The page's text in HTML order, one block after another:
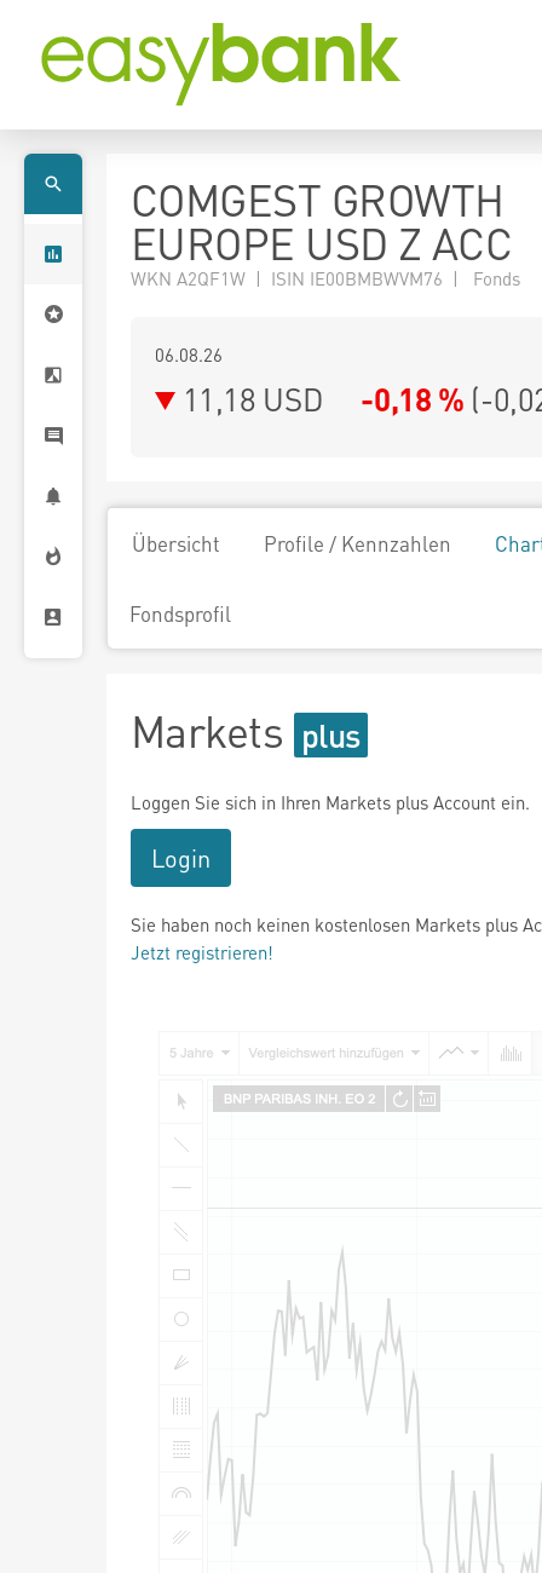
COMGEST GROWTH
EUROPE USD Z ACC
WKN A2QF1W | ISIN IE00BMBWVM76 | Fonds
06.08.26
11,18 USD -0,18 % (-
Übersicht Profile / Kennzahlen
Fondsprofil
Markets
Loggen Sie sich in Ihren Markets plus Account ein.
Login
Sie haben noch keinen kostenlosen Markets plus
Jetzt registrieren!